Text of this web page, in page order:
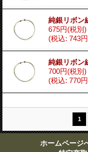
純銀リボン
675円(税別)
(税込: 743
純銀リボン
700円(税別)
(税込: 770
1
ホームページ